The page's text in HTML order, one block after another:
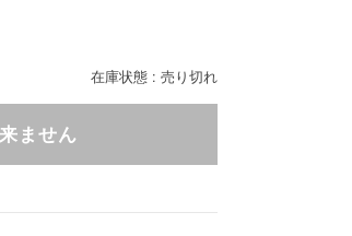
在庫状態 : 売り切れ
ません